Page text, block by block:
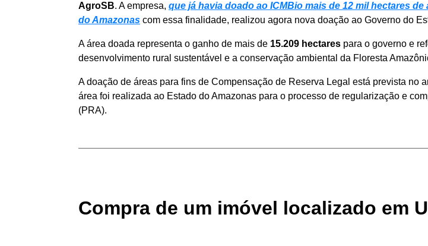
AgroSB. A empresa, que já havia doado ao ICMBio mais de 12 mil hectares
do Amazonas com essa finalidade, realizou agora nova doação ao Governo do
A área doada representa o ganho de mais de 15.209 hectares para o governo e
desenvolvimento rural sustentável e a conservação ambiental da Floresta
A doação de áreas para fins de Compensação de Reserva Legal está prevista no
área foi realizada ao Estado do Amazonas para o processo de regularização e
(PRA).
Compra de um imóvel localizado em